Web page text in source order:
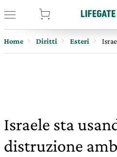
Home Diritti Esteri
Israele sta
distruzione